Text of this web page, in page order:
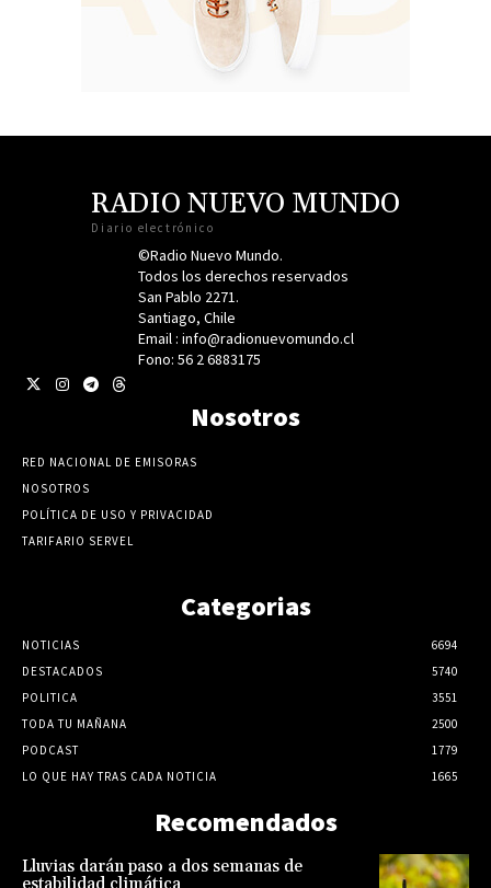
RADIO NUEVO MUNDO
Diario electrónico
©Radio Nuevo Mundo.
Todos los derechos reservados
San Pablo 2271.
Santiago, Chile
Email : info@radionuevomundo.cl
Fono: 56 2 6883175
Nosotros
RED NACIONAL DE EMISORAS
NOSOTROS
POLÍTICA DE USO Y PRIVACIDAD
TARIFARIO SERVEL
Categorias
NOTICIAS
6694
DESTACADOS
5740
POLITICA
3551
TODA TU MAÑANA
2500
PODCAST
1779
LO QUE HAY TRAS CADA NOTICIA
1665
Recomendados
Lluvias darán paso a dos semanas de